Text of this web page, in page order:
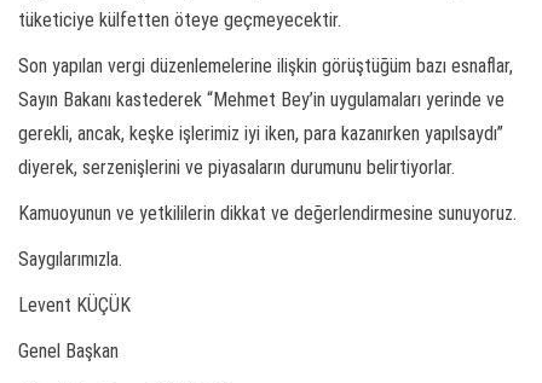
tüketiciye külfetten öteye geçmeyecektir.
Son yapılan vergi düzenlemelerine ilişkin görüştüğüm bazı esnaflar,
Sayın Bakanı kastederek “Mehmet Bey’in uygulamaları yerinde ve
gerekli, ancak, keşke işlerimiz iyi iken, para kazanırken yapılsaydı”
diyerek, serzenişlerini ve piyasaların durumunu belirtiyorlar.
Kamuoyunun ve yetkililerin dikkat ve değerlendirmesine sunuyoruz.
Saygılarımızla.
Levent KÜÇÜK
Genel Başkan